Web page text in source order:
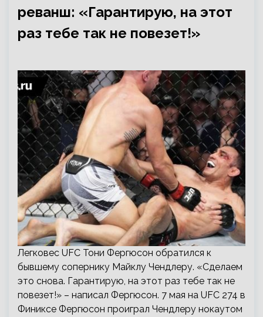
реванш: «Гарантирую, на этот
раз тебе так не повезет!»
Легковес UFC Тони Фергюсон обратился к
бывшему сопернику Майклу Чендлеру. «Сделаем
это снова. Гарантирую, на этот раз тебе так не
повезет!» – написал Фергюсон. 7 мая на UFC 274 в
Финиксе Фергюсон проиграл Чендлеру нокаутом